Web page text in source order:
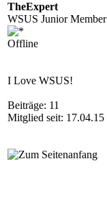
TheExpert
WSUS Junior Member
Offline
I Love WSUS!
Beiträge: 11
Mitglied seit: 17.04.15